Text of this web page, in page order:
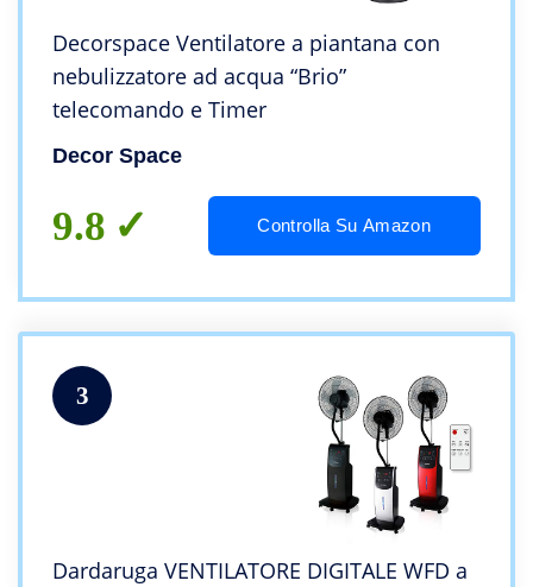
Decorspace Ventilatore a piantana con
nebulizzatore ad acqua “Brio”
telecomando e Timer
Decor Space
9.8 Controlla Su Amazon
3
Dardaruga VENTILATORE DIGITALE WFD a